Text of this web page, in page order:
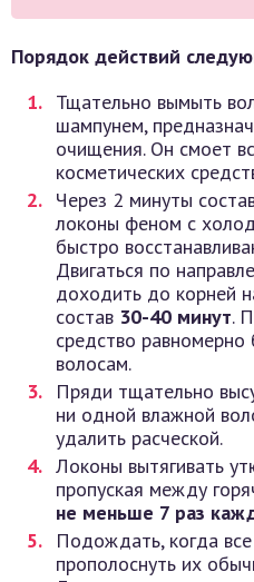
Порядок действий
Тщательно вымыть
шампунем,
очищения. Он смоет
косметических
Через 2 минуты
локоны феном с
быстро
Двигаться по
доходить до корней
состав 30-40 минут.
средство
волосам.
Пряди тщательно
ни одной влажной
удалить расческой.
Локоны вытягивать
пропуская между
не меньше 7 раз
Подождать, когда
прополоснуть их